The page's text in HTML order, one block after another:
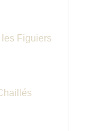
Figuiers